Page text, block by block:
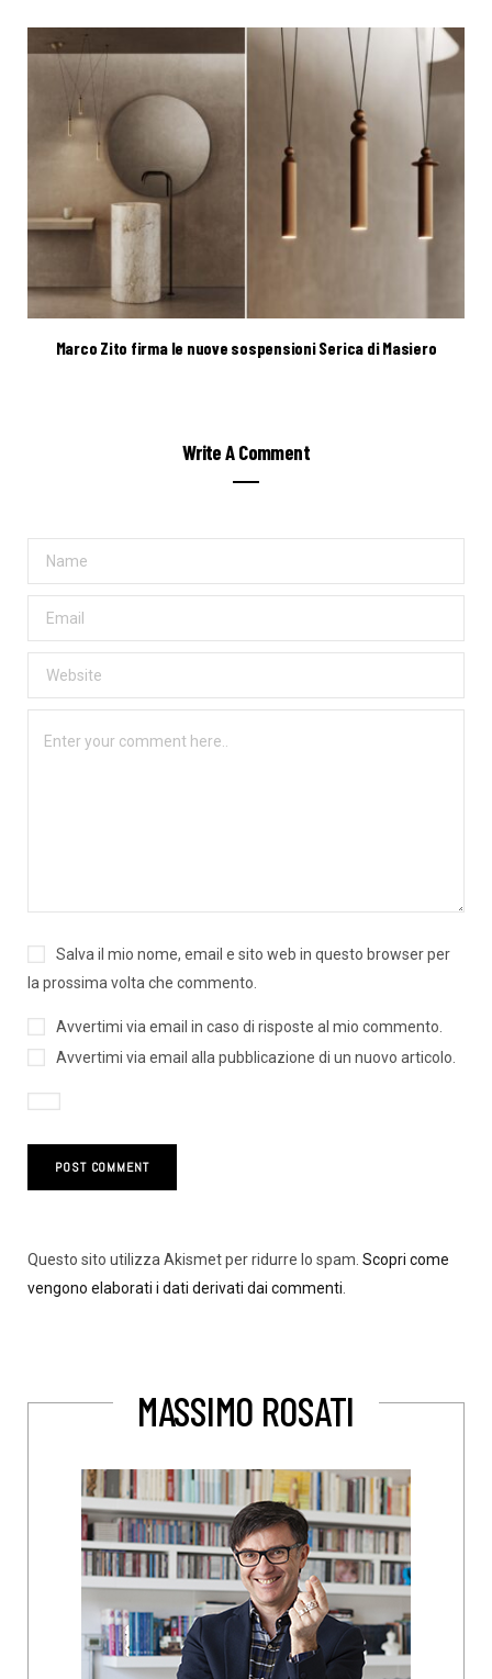
Marco Zito firma le nuove sospensioni Serica di Masiero
Write A Comment
Salva il mio nome, email e sito web in questo browser per
la prossima volta che commento.
Avvertimi via email in caso di risposte al mio commento.
Avvertimi via email alla pubblicazione di un nuovo articolo.
Questo sito utilizza Akismet per ridurre lo spam. Scopri come
vengono elaborati i dati derivati dai commenti
MASSIMO ROSATI